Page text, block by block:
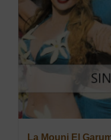
La Mouni El